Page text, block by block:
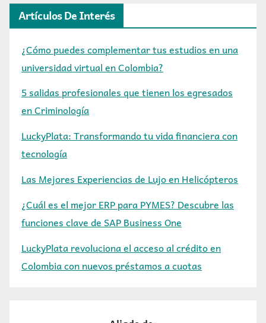
Artículos De Interés
¿Cómo puedes complementar tus estudios en una
universidad virtual en Colombia?
5 salidas profesionales que tienen los egresados
en Criminología
LuckyPlata: Transformando tu vida financiera con
tecnología
Las Mejores Experiencias de Lujo en Helicópteros
¿Cuál es el mejor ERP para PYMES? Descubre las
funciones clave de SAP Business One
LuckyPlata revoluciona el acceso al crédito en
Colombia con nuevos préstamos a cuotas